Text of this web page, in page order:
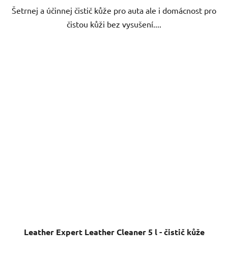
Šetrnej a účinnej čistič kůže pro auta ale i domácnost pro
čistou kůži bez vysušení....
Leather Expert Leather Cleaner 5 l - čistič kůže